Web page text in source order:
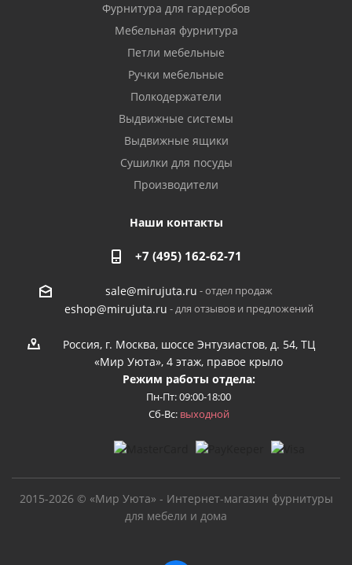
Фурнитура для гардеробов
Мебельная фурнитура
Петли мебельные
Ручки мебельные
Полкодержатели
Выдвижные системы
Выдвижные ящики
Сушилки для посуды
Производители
Наши контакты
+7 (495) 162-62-71
sale@mirujuta.ru - отдел продаж
eshop@mirujuta.ru - для отзывов и предложений
Россия, г. Москва, шоссе Энтузиастов, д. 54, ТЦ
«Мир Уюта», 4 этаж, правое крыло
Режим работы отдела:
Пн-Пт: 09:00-18:00
Сб-Вс: выходной
2015-2026 © «Мир Уюта» - Интернет-магазин фурнитуры
для мебели и дома